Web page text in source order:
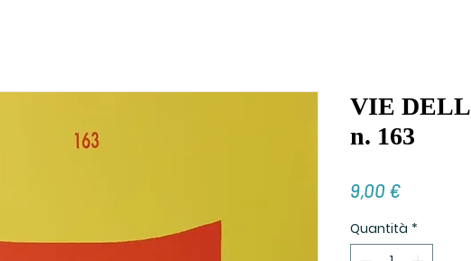
VIE
n. 163
9,00 €Prezzo
Quantità *